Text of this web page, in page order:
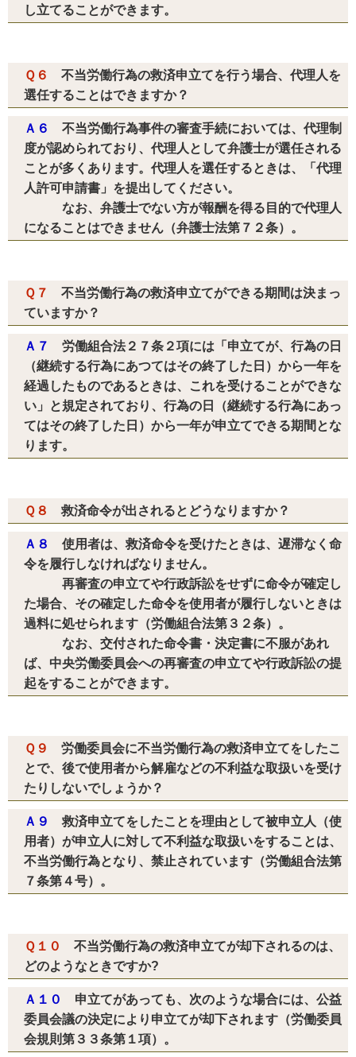
し立てることができます。
Ｑ６
不当労働行為の救済申立てを行う場合、代理人を
選任することはできますか？
Ａ６
不当労働行為事件の審査手続においては、代理制
度が認められており、代理人として弁護士が選任される
ことが多くあります。代理人を選任するときは、「代理
人許可申請書」を提出してください。
なお、弁護士でない方が報酬を得る目的で代理人
になることはできません（弁護士法第７２条）。
Ｑ７
不当労働行為の救済申立てができる期間は決まっ
ていますか？
Ａ７
労働組合法２７条２項には「申立てが、行為の日
（継続する行為にあつてはその終了した日）から一年を
経過したものであるときは、これを受けることができな
い」と規定されており、行為の日（継続する行為にあっ
てはその終了した日）から一年が申立てできる期間とな
ります。
Ｑ８ 救済命令が出されるとどうなりますか？
Ａ８
使用者は、救済命令を受けたときは、遅滞なく命
令を履行しなければなりません。
再審査の申立てや行政訴訟をせずに命令が確定し
た場合、その確定した命令を使用者が履行しないときは
過料に処せられます（労働組合法第３２条）。
なお、交付された命令書・決定書に不服があれ
ば、中央労働委員会への再審査の申立てや行政訴訟の提
起をすることができます。
Ｑ９
労働委員会に不当労働行為の救済申立てをしたこ
とで、後で使用者から解雇などの不利益な取扱いを受け
たりしないでしょうか？
Ａ９
救済申立てをしたことを理由として被申立人（使
用者）が申立人に対して不利益な取扱いをすることは、
不当労働行為となり、禁止されています（労働組合法第
７条第４号）。
Ｑ１０
不当労働行為の救済申立てが却下されるのは、
どのようなときですか?
Ａ１０
申立てがあっても、次のような場合には、公益
委員会議の決定により申立てが却下されます（労働委員
会規則第３３条第１項）。